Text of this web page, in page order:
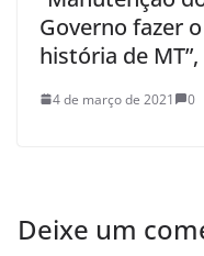
Governo fazer
história de
4 de março de 2021 0
Deixe um